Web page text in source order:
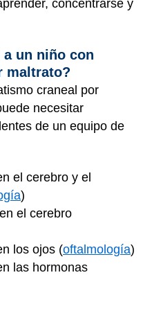
concentrarse y
a un niño con
maltrato?
craneal por
necesitar
de un equipo de
el cerebro y el
)
el cerebro
los ojos (oftalmología)
las hormonas